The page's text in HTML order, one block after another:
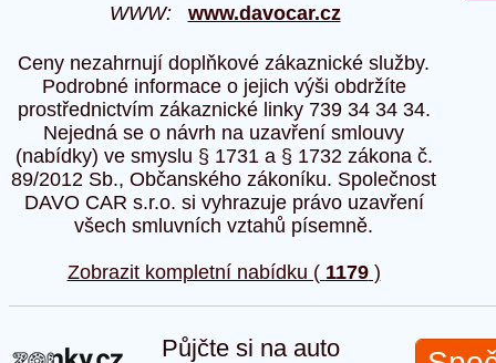
WWW: www.davocar.cz
Ceny nezahrnují doplňkové zákaznické služby.
Podrobné informace o jejich výši obdržíte
prostřednictvím zákaznické linky 739 34 34 34.
Nejedná se o návrh na uzavření smlouvy
(nabídky) ve smyslu § 1731 a § 1732 zákona č.
89/2012 Sb., Občanského zákoníku. Společnost
DAVO CAR s.r.o. si vyhrazuje právo uzavření
všech smluvních vztahů písemně.
Zobrazit kompletní nabídku ( 1179)
Půjčte si na auto